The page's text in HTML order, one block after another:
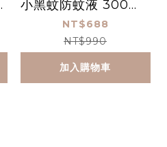
小黑蚊防蚊液 300mL
+60mL
NT$688
NT$990
加入購物車